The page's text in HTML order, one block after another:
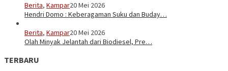
Berita, Kampar20 Mei 2026
Hendri Domo : Keberagaman Suku dan Buday…
Berita, Kampar20 Mei 2026
Olah Minyak Jelantah dari Biodiesel, Pre…
TERBARU